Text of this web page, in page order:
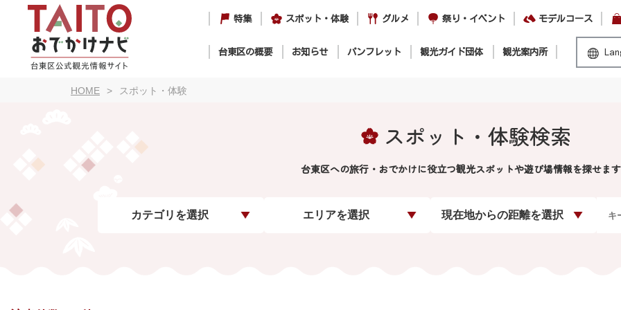
特集 スポット・体験 グルメ 祭り・イベント モデルコース
台東区の概要 お知らせ パンフレット 観光ガイド団体 観光案内所
HOME スポット・体験
スポット・体験検索
台東区への旅行・おでかけに役立つ観光スポットや遊び場情報を探せま
カテゴリを選択 エリアを選択 現在地からの距離を選択